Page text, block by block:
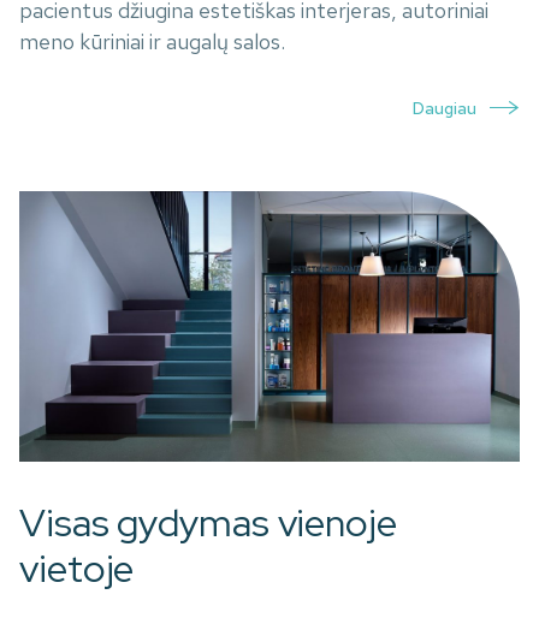
pacientus džiugina estetiškas interjeras, autoriniai
meno kūriniai ir augalų salos.
Daugiau
Visas gydymas vienoje
vietoje